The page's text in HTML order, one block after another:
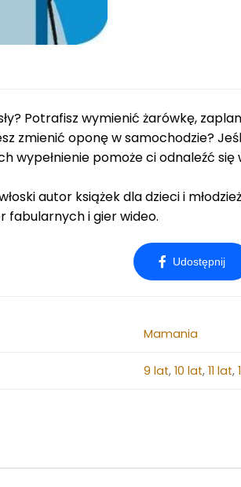
z
ł
.
Potrafisz wymienić żarówkę,
zmienić oponę w samochodzie?
wypełnienie pomoże ci odnaleźć
autor książek dla dzieci i
fabularnych i gier wideo.
Mamania
9 lat,10 lat,11 lat,